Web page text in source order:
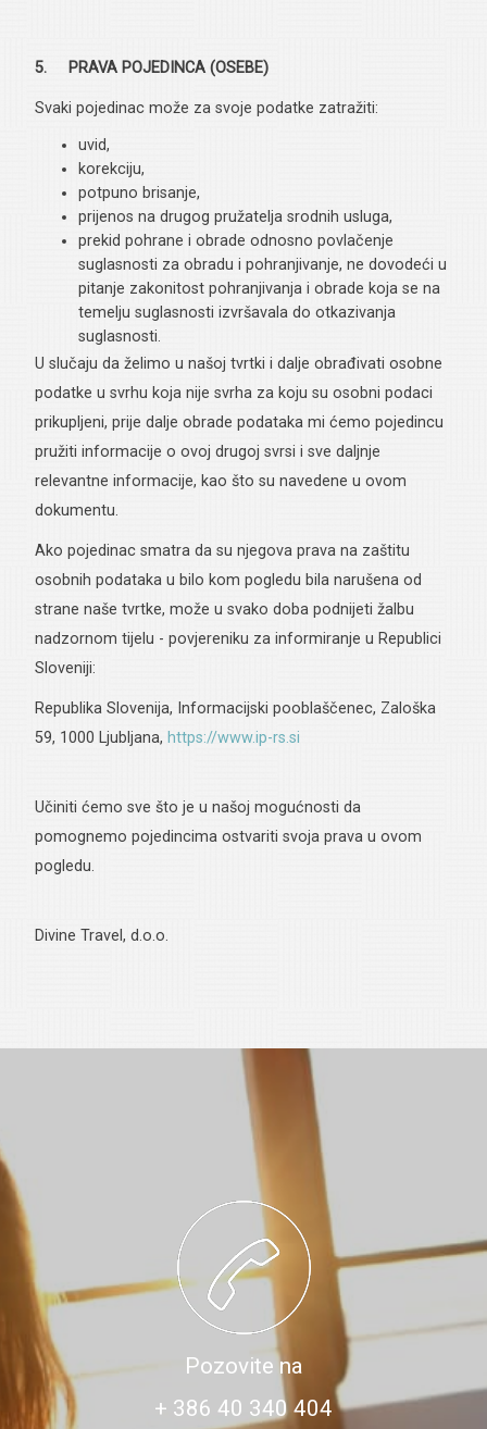
5. PRAVA POJEDINCA (OSEBE)
Svaki pojedinac može za svoje podatke zatražiti:
uvid,
korekciju,
potpuno brisanje,
prijenos na drugog pružatelja srodnih usluga,
prekid pohrane i obrade odnosno povlačenje
suglasnosti za obradu i pohranjivanje, ne dovodeći u
pitanje zakonitost pohranjivanja i obrade koja se na
temelju suglasnosti izvršavala do otkazivanja
suglasnosti.
U slučaju da želimo u našoj tvrtki i dalje obrađivati osobne
podatke u svrhu koja nije svrha za koju su osobni podaci
prikupljeni, prije dalje obrade podataka mi ćemo pojedincu
pružiti informacije o ovoj drugoj svrsi i sve daljnje
relevantne informacije, kao što su navedene u ovom
dokumentu.
Ako pojedinac smatra da su njegova prava na zaštitu
osobnih podataka u bilo kom pogledu bila narušena od
strane naše tvrtke, može u svako doba podnijeti žalbu
nadzornom tijelu - povjereniku za informiranje u Republici
Sloveniji:
Republika Slovenija, Informacijski pooblaščenec, Zaloška
59, 1000 Ljubljana, https://www.ip-rs.si
Učiniti ćemo sve što je u našoj mogućnosti da
pomognemo pojedincima ostvariti svoja prava u ovom
pogledu.
Divine Travel, d.o.o.
Pozovite na
+ 386 40 340 404